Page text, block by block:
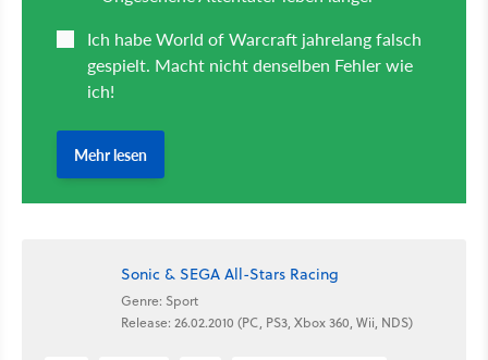
Sonic & SEGA All-Stars Racing
Genre: Sport
Release: 26.02.2010 (PC, PS3, Xbox 360, Wii, NDS)